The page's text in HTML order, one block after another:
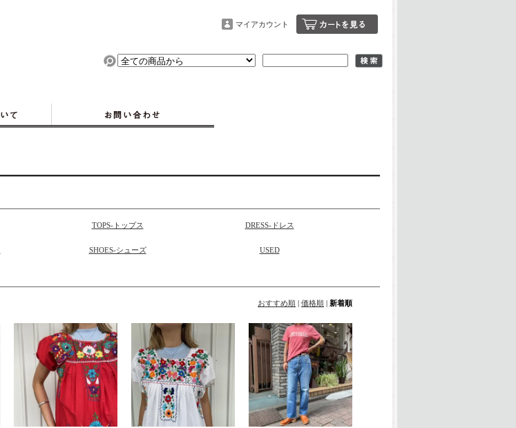
マイアカウント
TOPS-トップス DRESS-ドレス
SHOES-シューズ USED
おすすめ順 | 価格順 | 新着順